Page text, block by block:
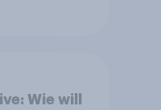
Wie will